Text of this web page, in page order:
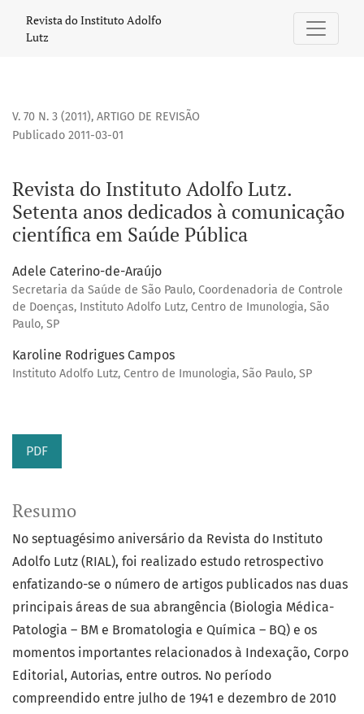
Revista do Instituto Adolfo Lutz. Setenta anos dedicados
Revista do Instituto Adolfo
Lutz
V. 70 N. 3 (2011), ARTIGO DE REVISÃO
Revista do Instituto Adolfo Lutz.
Setenta anos dedicados à comunicação
científica em Saúde Pública
Publicado 2011-03-01
Adele Caterino-de-Araújo
Secretaria da Saúde de São Paulo, Coordenadoria de Controle
de Doenças, Instituto Adolfo Lutz, Centro de Imunologia, São
Paulo, SP
Karoline Rodrigues Campos
Instituto Adolfo Lutz, Centro de Imunologia, São Paulo, SP
PDF
Resumo
No septuagésimo aniversário da Revista do Instituto
Adolfo Lutz (RIAL), foi realizado estudo retrospectivo
enfatizando-se o número de artigos publicados nas duas
principais áreas de sua abrangência (Biologia Médica-
Patologia – BM e Bromatologia e Química – BQ) e os
momentos importantes relacionados à Indexação, Corpo
Editorial, Autorias, entre outros. No período
compreendido entre julho de 1941 e dezembro de 2010